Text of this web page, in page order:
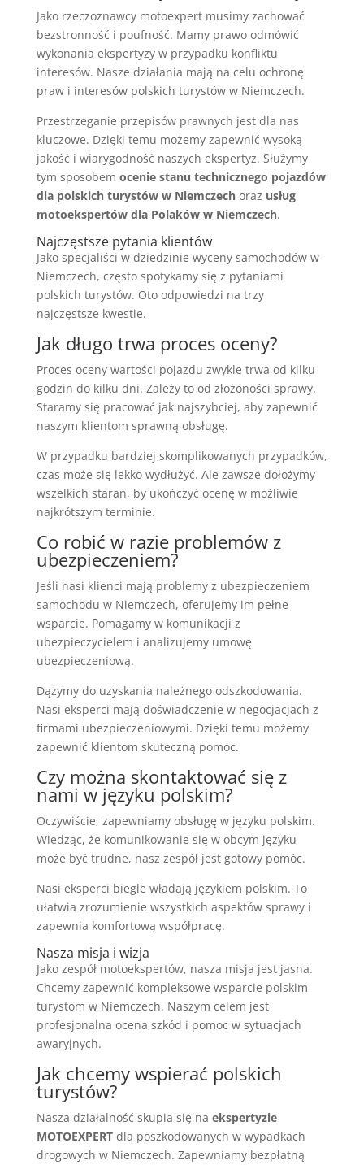
Jako rzeczoznawcy motoexpert musimy zachować
bezstronność i poufność. Mamy prawo odmówić
wykonania ekspertyzy w przypadku konfliktu
interesów. Nasze działania mają na celu ochronę
praw i interesów polskich turystów w Niemczech.
Przestrzeganie przepisów prawnych jest dla nas
kluczowe. Dzięki temu możemy zapewnić wysoką
jakość i wiarygodność naszych ekspertyz. Służymy
tym sposobem ocenie stanu technicznego pojazdów
dla polskich turystów w Niemczechoraz usług
motoekspertów dla Polaków w Niemczech.
Najczęstsze pytania klientów
Jako specjaliści w dziedzinie wyceny samochodów w
Niemczech, często spotykamy się z pytaniami
polskich turystów. Oto odpowiedzi na trzy
najczęstsze kwestie.
Jak długo trwa proces oceny?
Proces oceny wartości pojazdu zwykle trwa od kilku
godzin do kilku dni. Zależy to od złożoności sprawy.
Staramy się pracować jak najszybciej, aby zapewnić
naszym klientom sprawną obsługę.
W przypadku bardziej skomplikowanych przypadków,
czas może się lekko wydłużyć. Ale zawsze dołożymy
wszelkich starań, by ukończyć ocenę w możliwie
najkrótszym terminie.
Co robić w razie problemów z
ubezpieczeniem?
Jeśli nasi klienci mają problemy z ubezpieczeniem
samochodu w Niemczech, oferujemy im pełne
wsparcie. Pomagamy w komunikacji z
ubezpieczycielem i analizujemy umowę
ubezpieczeniową.
Dążymy do uzyskania należnego odszkodowania.
Nasi eksperci mają doświadczenie w negocjacjach z
firmami ubezpieczeniowymi. Dzięki temu możemy
zapewnić klientom skuteczną pomoc.
Czy można skontaktować się z
nami w języku polskim?
Oczywiście, zapewniamy obsługę w języku polskim.
Wiedząc, że komunikowanie się w obcym języku
może być trudne, nasz zespół jest gotowy pomóc.
Nasi eksperci biegle władają językiem polskim. To
ułatwia zrozumienie wszystkich aspektów sprawy i
zapewnia komfortową współpracę.
Nasza misja i wizja
Jako zespół motoekspertów, nasza misja jest jasna.
Chcemy zapewnić kompleksowe wsparcie polskim
turystom w Niemczech. Naszym celem jest
profesjonalna ocena szkód i pomoc w sytuacjach
awaryjnych.
Jak chcemy wspierać polskich
turystów?
Nasza działalność skupia się na ekspertyzie
MOTOEXPERTdla poszkodowanych w wypadkach
drogowych w Niemczech. Zapewniamy bezpłatną